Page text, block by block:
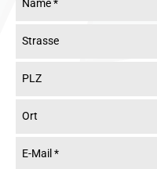
Name*
Strasse
PLZ
Ort
E-Mail *